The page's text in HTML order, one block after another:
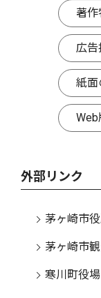
著
広告
紙面
外部リンク
茅ヶ崎市
茅ヶ崎市
寒川町役場